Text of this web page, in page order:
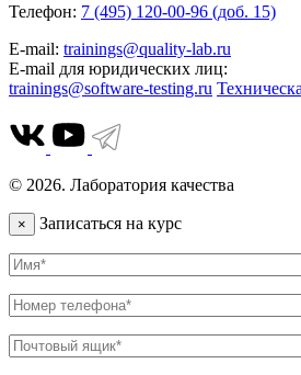
Телефон: 7 (495) 120-00-96 (доб. 15)
E-mail: trainings@quality-lab.ru
E-mail для юридических лиц:
trainings@software-testing.ru
© 2026. Лаборатория качества
× Записаться на курс